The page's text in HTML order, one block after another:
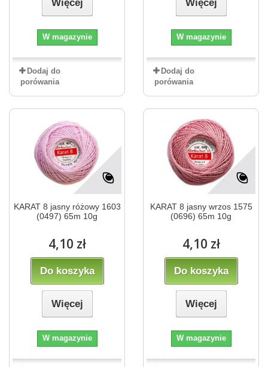
Więcej
W magazynie
Dodaj do
porówania
Więcej
W magazynie
Dodaj do
porówania
KARAT 8 jasny różowy 1603
(0497) 65m 10g
4,10 zł
Do koszyka
Więcej
W magazynie
KARAT 8 jasny wrzos 1575
(0696) 65m 10g
4,10 zł
Do koszyka
Więcej
W magazynie